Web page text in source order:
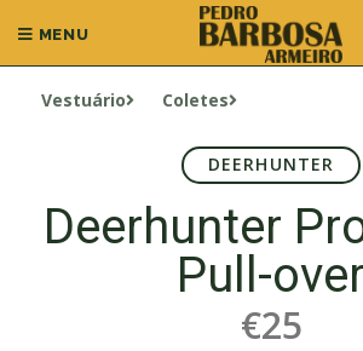
MENU
Vestuário Coletes
DEERHUNTER
Deerhunter
Pull-over
€25